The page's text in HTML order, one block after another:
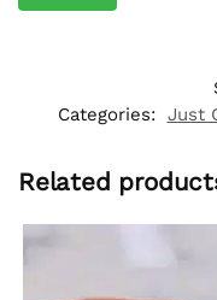
Categories: Just
Related